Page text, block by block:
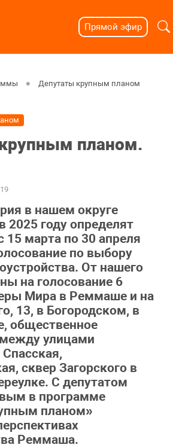
Прямой эфир
Депутаты крупным планом
планом.
в нашем округе
2025 году определят
15 марта по 30 апреля
по выбору
От нашего
на голосование 6
Мира в Реммаше и на
13, в Богородском, в
общественное
улицами
сквер Загорского в
С депутатом
в программе
планом»
Реммаша.